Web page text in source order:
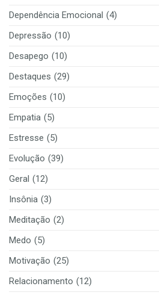
Dependência Emocional (4)
Depressão (10)
Desapego (10)
Destaques (29)
Emoções (10)
Empatia (5)
Estresse (5)
Evolução (39)
Geral (12)
Insônia (3)
Meditação (2)
Medo (5)
Motivação (25)
Relacionamento (12)